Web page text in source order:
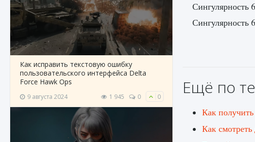
Как исправить текстовую ошибку
пользовательского интерфейса Delta
Force Hawk Ops
9 августа 2024 1 945 0 0
Сингулярность
Сингулярность
Ещё по
Как
Как